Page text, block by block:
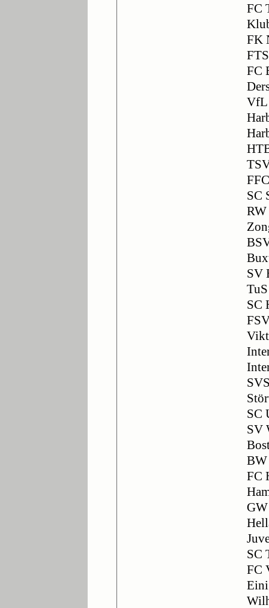
FC
FK
FC
VfL
SC
SV
SC
SC
SV
FC
SC
FC